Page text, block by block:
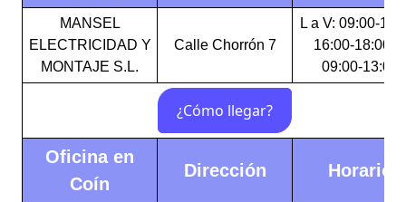
MANSEL
ELECTRICIDAD Y
MONTAJE S.L.
Calle Chorrón 7
L a V: 09:00-
16:00-18:00 V:
09:00-13:00
Oficina en
Coín
Dirección Horario